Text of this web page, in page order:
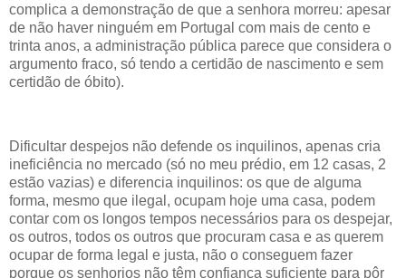
complica a demonstração de que a senhora morreu: apesar
de não haver ninguém em Portugal com mais de cento e
trinta anos, a administração pública parece que considera o
argumento fraco, só tendo a certidão de nascimento e sem
certidão de óbito).
Dificultar despejos não defende os inquilinos, apenas cria
ineficiência no mercado (só no meu prédio, em 12 casas, 2
estão vazias) e diferencia inquilinos: os que de alguma
forma, mesmo que ilegal, ocupam hoje uma casa, podem
contar com os longos tempos necessários para os despejar,
os outros, todos os outros que procuram casa e as querem
ocupar de forma legal e justa, não o conseguem fazer
porque os senhorios não têm confiança suficiente para pôr